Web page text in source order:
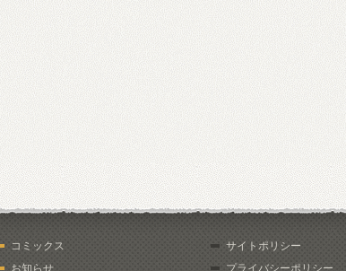
コミックス
お知らせ
サイトポリシー
プライバシーポリシー